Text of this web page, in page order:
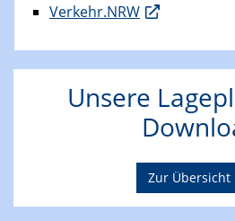
Verkehr.NRW
Unsere
Zur Übersicht